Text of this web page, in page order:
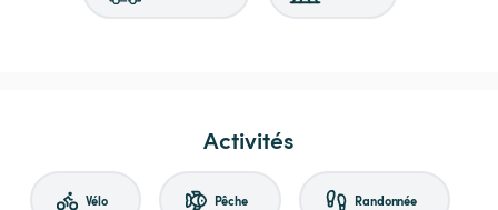
Activités
Vélo Pêche Randonnée